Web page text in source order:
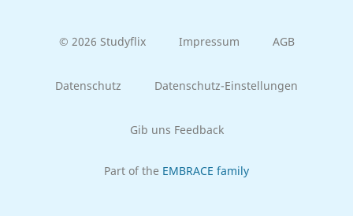
© 2026 Studyflix Impressum AGB
Datenschutz Datenschutz-Einstellungen
Gib uns Feedback
Part of the EMBRACE family